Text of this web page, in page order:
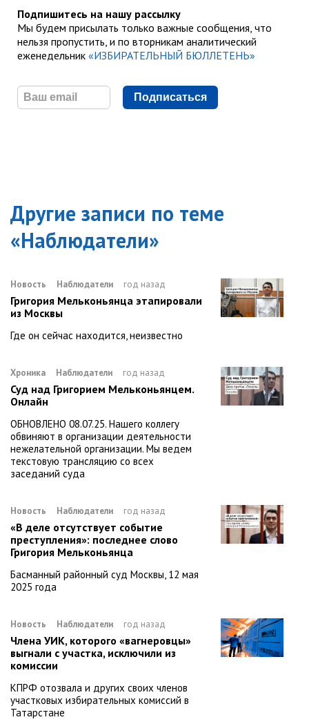
Подпишитесь на нашу рассылку
Мы будем присылать только важные сообщения, что
нельзя пропустить, и по вторникам аналитический
еженедельник «ИЗБИРАТЕЛЬНЫЙ БЮЛЛЕТЕНЬ»
Подписаться
Другие записи по теме
«Наблюдатели»
Новость Наблюдатели год назад
Григория Мельконьянца этапировали
из Москвы
Где он сейчас находится, неизвестно
Хроника Наблюдатели год назад
Суд над Григорием Мельконьянцем.
Онлайн
ОБНОВЛЕНО 08.07.25. Нашего коллегу
обвиняют в организации деятельности
нежелательной организации. Мы ведем
текстовую трансляцию со всех
заседаний суда
Новость Наблюдатели год назад
«В деле отсутствует событие
преступления»: последнее слово
Григория Мельконьянца
Басманный районный суд Москвы, 12 мая
2025 года
Новость Наблюдатели год назад
Члена УИК, которого «вагнеровцы»
выгнали с участка, исключили из
комиссии
КПРФ отозвала и других своих членов
участковых избирательных комиссий в
Татарстане